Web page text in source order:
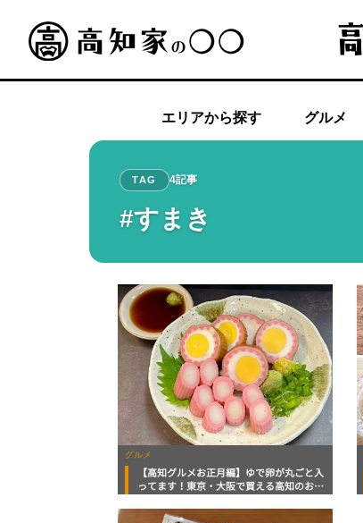
エリアから探す グルメ
TAG 4記事
#すまき
グルメ
【高知グルメお正月編】ゆで卵が丸ごと入
ってます！東京・大阪で買える高知のお正